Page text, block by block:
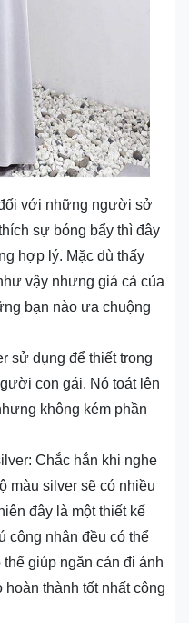
với những người sở
sự bóng bẩy thì đây
hợp lý. Mặc dù thấy
vậy nhưng giá cả của
bạn nào ưa chuộng
sử dụng để thiết trong
con gái. Nó toát lên
không kém phần
Chắc hẳn khi nghe
màu silver sẽ có nhiều
đây là một thiết kế
công nhân đều có thể
giúp ngăn cản đi ánh
thành tốt nhất công